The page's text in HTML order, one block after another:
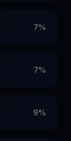
7%
7%
9%